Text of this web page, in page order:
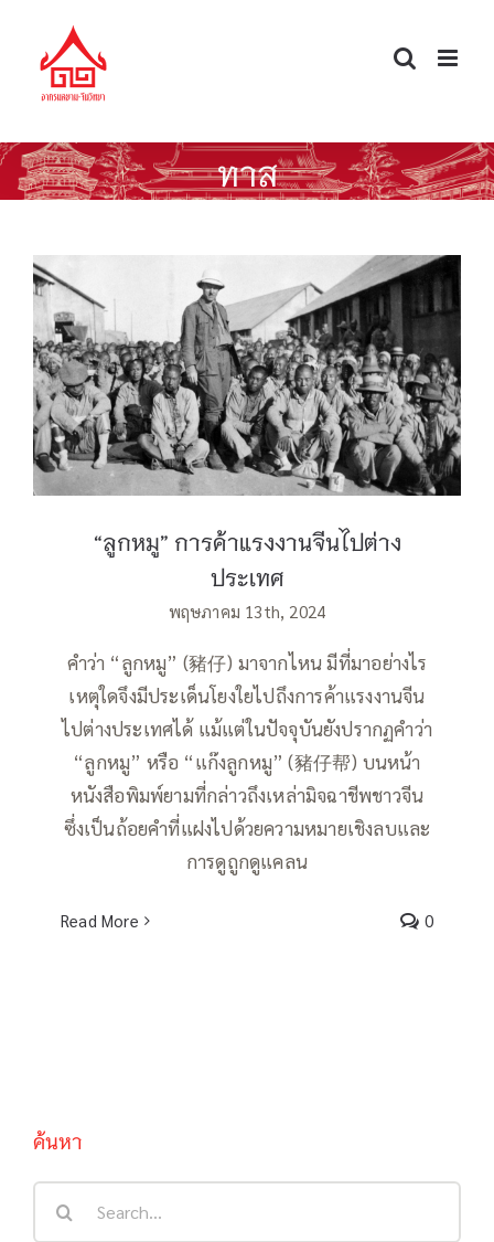
content
ทาส
“ลูกหมู” การค้าแรงงานจีนไปต่างประเทศ
“ลูกหมู” การค้าแรงงานจีนไปต่าง
ประเทศ
พฤษภาคม 13th, 2024
คำว่า “ลูกหมู” (豬仔) มาจากไหน มีที่มาอย่างไร
เหตุใดจึงมีประเด็นโยงใยไปถึงการค้าแรงงานจีน
ไปต่างประเทศได้ แม้แต่ในปัจจุบันยังปรากฏคำว่า
“ลูกหมู” หรือ “แก๊งลูกหมู” (豬仔帮) บนหน้า
หนังสือพิมพ์ยามที่กล่าวถึงเหล่ามิจฉาชีพชาวจีน
ซึ่งเป็นถ้อยคำที่แฝงไปด้วยความหมายเชิงลบและ
การดูถูกดูแคลน
Read More 0
ค้นหา